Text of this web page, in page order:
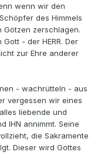
wenn wir den
des Himmels
Götzen zerschlagen.
- der HERR. Der
zur Ehre anderer
- wachrütteln - aus
vergessen wir eines
liebende und
IHN annimmt. Seine
die Sakramente
Dieser wird Gottes